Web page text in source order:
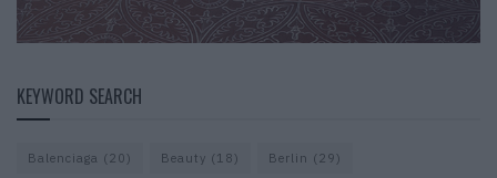
KEYWORD SEARCH
Balenciaga (20) Beauty (18) Berlin (29)